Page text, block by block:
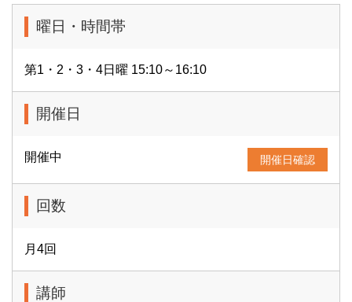
曜日・時間帯
第1・2・3・4日曜 15:10～16:10
開催日
開催中 開催日確認
回数
月4回
講師